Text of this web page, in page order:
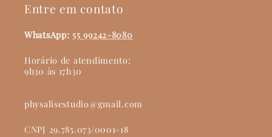
Entre em contato
WhatsApp: 55 99242-8080
Horário de atendimento:
9h30 às 17h30
physalisestudio@gmail.com
CNPJ 29.785.073/0001-18